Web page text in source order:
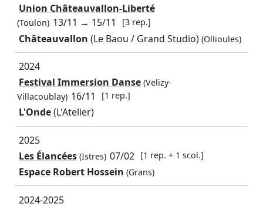
Union Châteauvallon-Liberté
(Toulon) 13/11 → 15/11 [3 rep.]
Châteauvallon (Le Baou / Grand Studio) (Ollioules)
2024
Festival Immersion Danse(Velizy-
Villacoublay) 16/11 [1 rep.]
L'Onde(L'Atelier)
2025
Les Élancées(Istres) 07/02 [1 rep. + 1 scol.]
Espace Robert Hossein (Grans)
2024-2025